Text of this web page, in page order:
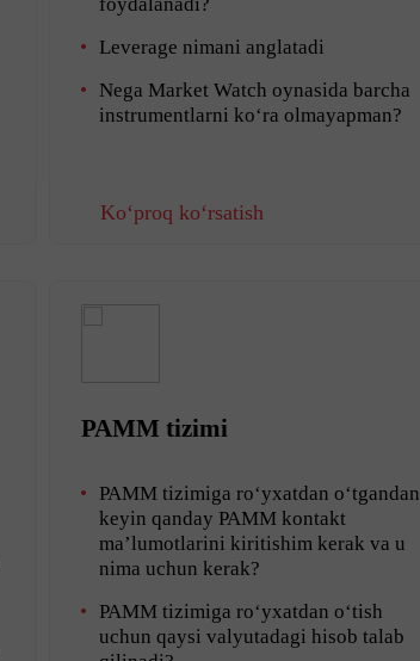
Leverage nimani anglatadi
Nega Market Watch oynasida barcha
instrumentlarni ko‘ra olmayapman?
Ko‘proq ko‘rsatish
PAMM tizimi
PAMM tizimiga ro‘yxatdan o‘tgandan
keyin qanday PAMM kontakt
ma’lumotlarini kiritishim kerak va u
nima uchun kerak?
PAMM tizimiga ro‘yxatdan o‘tish
uchun qaysi valyutadagi hisob talab